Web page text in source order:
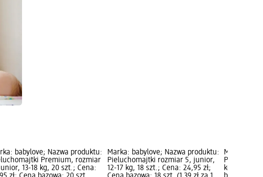
babylove; Nazwa produktu:
Premium, rozmiar
13-18 kg, 20 szt.; Cena:
Marka: babylove; Nazwa produktu:
Pieluchomajtki rozmiar 5, junior,
12-17 kg, 18 szt.; Cena: 24,95 zł;
Marka:
Pieluszki
kg, 30 szt.;